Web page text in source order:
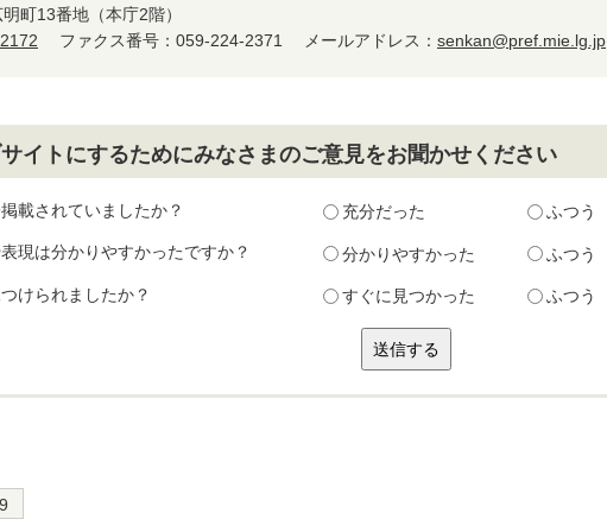
町13番地（本庁2階）
ファクス番号：059-224-2371 メールアドレス： senkan@pref.mie.lg.jp
イトにするためにみなさまのご意見をお聞かせください
載されていましたか？ 充分だった ふつう
現は分かりやすかったですか？ 分かりやすかった ふつう
けられましたか？ すぐに見つかった ふつう